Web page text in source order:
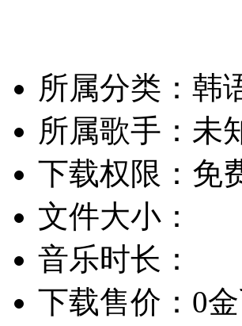
所属分类：韩
所属歌手：未
下载权限：免
文件大小：
音乐时长：
下载售价：0